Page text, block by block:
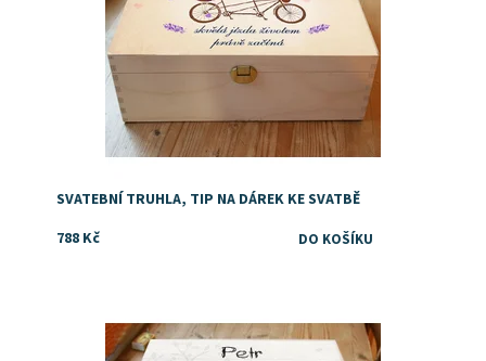
SVATEBNÍ TRUHLA, TIP NA DÁREK KE SVATBĚ
788 Kč